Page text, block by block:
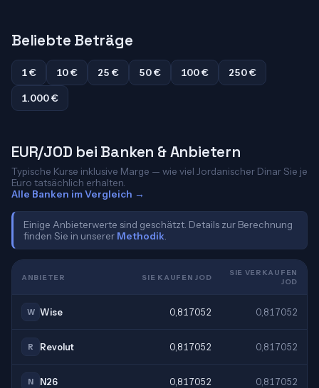
Beliebte Beträge
1 € 10 € 25 € 50 € 100 €
250 €
1.000 €
EUR/JOD bei Banken & Anbietern
Typische Kurse inklusive Marge — wie viel Jordanischer Dinar Sie je
Euro tatsächlich erhalten.
Alle Banken im Vergleich →
Einige Anbieterwerte sind geschätzt. Details zur Berechnung
finden Sie in unserer Methodik
ANBIETER SIE KAUFEN JOD
SIE VERKAUFEN
JOD
W Wise 0,817052 0,817052
R Revolut 0,817052 0,817052
N N26 0,817052 0,817052